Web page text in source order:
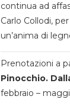
continua ad
Carlo Collodi,
un’anima di
Prenotazioni a
Pinocchio.
febbraio –